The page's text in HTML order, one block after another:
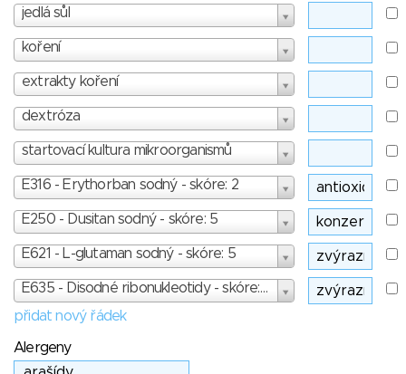
jedlá sůl
koření
extrakty koření
dextróza
startovací kultura mikroorganismů
E316 - Erythorban sodný - skóre: 2
E250 - Dusitan sodný - skóre: 5
E621 - L-glutaman sodný - skóre: 5
E635 - Disodné ribonukleotidy - skóre: 4
přidat nový řádek
Alergeny